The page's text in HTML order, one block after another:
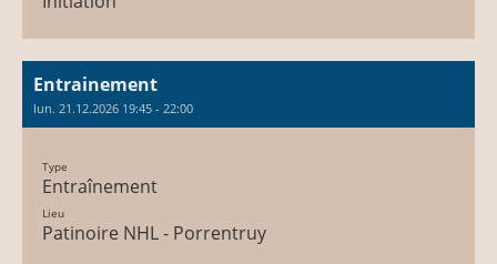
Entrainement
lun. 21.12.2026 19:45 - 22:00
Type
Entraînement
Lieu
Patinoire NHL - Porrentruy